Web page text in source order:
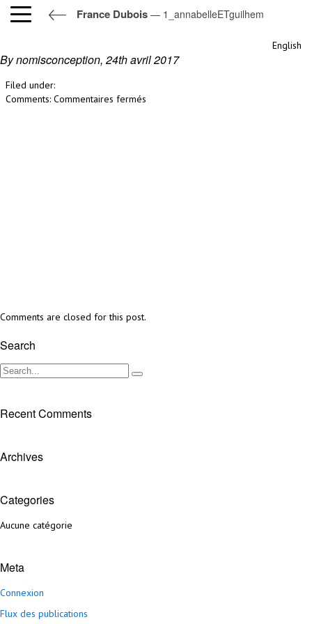
France Dubois — 1_annabelleETguilhem
English
1_annabelleETguilhem
By nomisconception, 24th avril 2017
Filed under:
Comments: Commentaires fermés
Comments are closed for this post.
Search
Recent Comments
Archives
Categories
Aucune catégorie
Meta
Connexion
Flux des publications